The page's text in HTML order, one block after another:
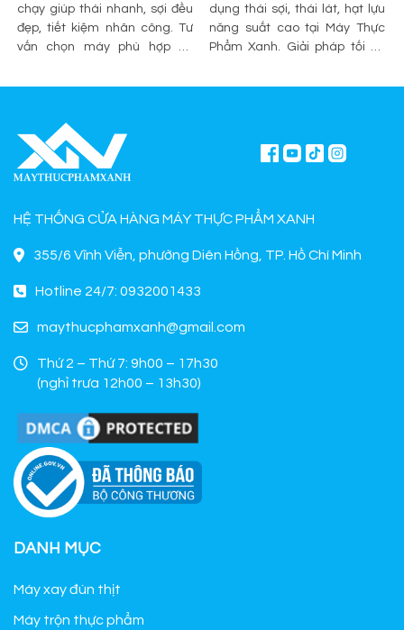
chạy giúp thái nhanh, sợi đều
đẹp, tiết kiệm nhân công. Tư
vấn chọn máy phù hợp và
Phẩm Xanh.
dụng thái sợi, thái lát, hạt lựu
năng suất cao tại Máy Thực
Phẩm Xanh. Giải pháp tối ưu
nghiệp.
HỆ THỐNG CỬA HÀNG MÁY THỰC PHẨM XANH
355/6 Vĩnh Viễn, phường Diên Hồng, TP. Hồ Chí Minh
Hotline 24/7: 0932001433
maythucphamxanh@gmail.com
Thứ 2 – Thứ 7: 9h00 – 17h30
(nghỉ trưa 12h00 – 13h30)
DANH MỤC
Máy xay đùn thịt
Máy trộn thực phẩm